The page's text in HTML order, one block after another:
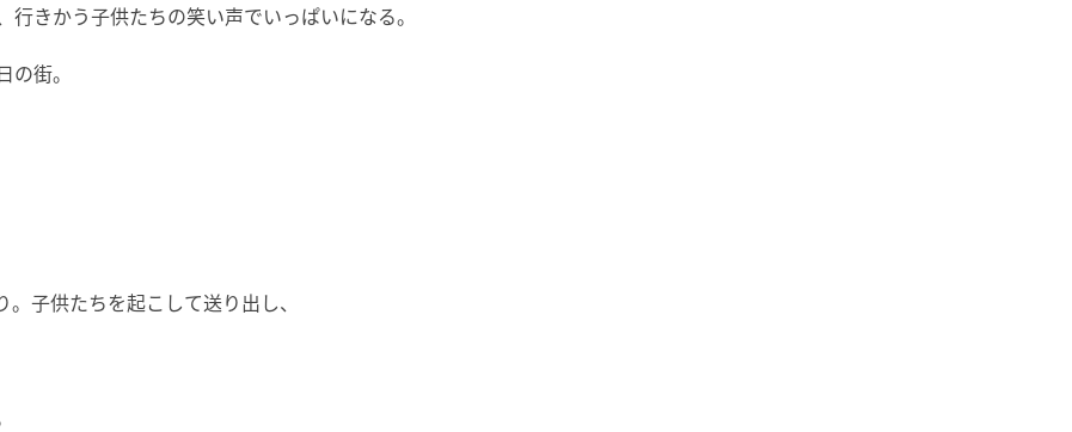
きかう子供たちの笑い声でいっぱいになる。
街。
子供たちを起こして送り出し、